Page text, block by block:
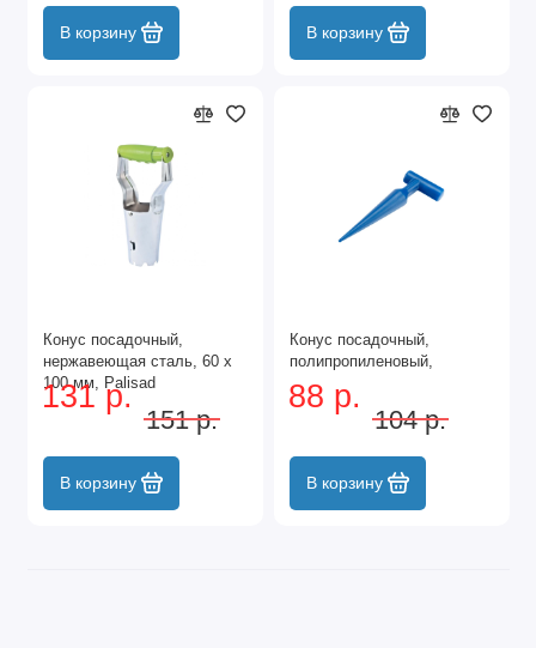
В корзину В корзину
Конус посадочный,
нержавеющая сталь, 60 х
100 мм, Palisad
131 р.
151 р.
В корзину
Конус посадочный,
полипропиленовый,
88 р.
104 р.
В корзину